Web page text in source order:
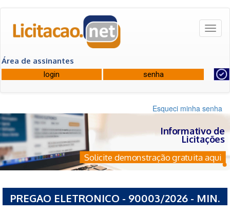
Área de assinantes
Esqueci minha senha
Informativo de
Licitações
Solicite demonstração gratuita aqui
PREGAO ELETRONICO - 90003/2026 - MIN.